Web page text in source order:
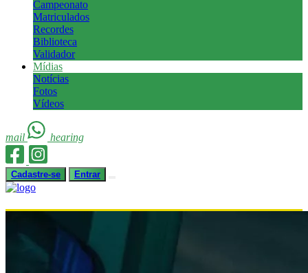
Campeonato
Matriculados
Recordes
Biblioteca
Validador
Mídias
Notícias
Fotos
Vídeos
mail hearing
Cadastre-se Entrar